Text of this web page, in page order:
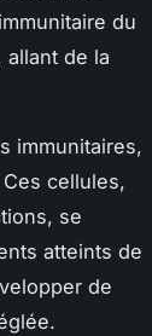
du
de la
immunitaires,
cellules,
se
atteints de
de